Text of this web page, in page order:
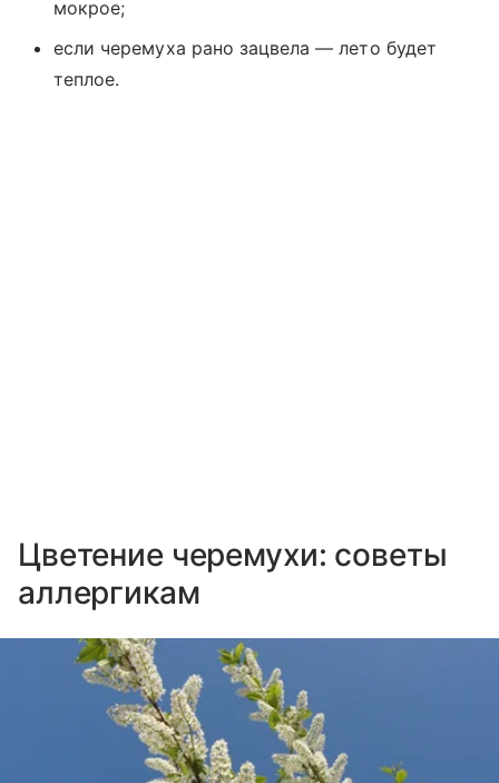
мокрое;
если черемуха рано зацвела — лето будет
теплое.
Цветение черемухи: советы
аллергикам